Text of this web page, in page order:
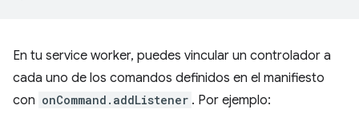
En tu service worker, puedes vincular un controlador a
cada uno de los comandos definidos en el manifiesto
con onCommand.addListener . Por ejemplo: